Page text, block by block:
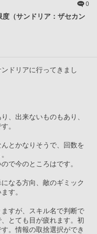
0
（サンドリア：ザセカン
ドリアに行ってきまし
、出来ないものもあり、
。
とかなりそうで、回数を
で今のところはです。
なる方向、敵のギミック
す。
すが、スキル名で判断で
とても目が疲れます。初
。情報の取捨選択ができ